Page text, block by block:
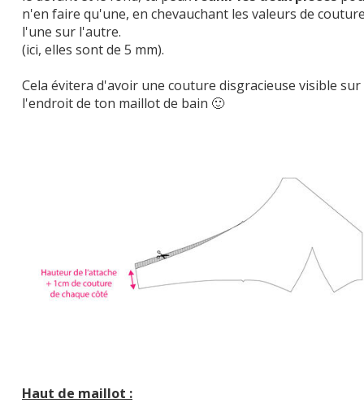
n'en faire qu'une, en chevauchant les valeurs de
l'une sur l'autre.
(ici, elles sont de 5 mm).
Cela évitera d'avoir une couture disgracieuse visible sur
l'endroit de ton maillot de bain 🙂
Haut de maillot :